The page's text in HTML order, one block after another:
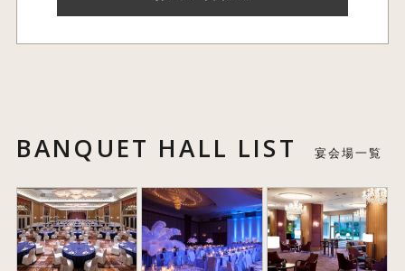
BANQUET HALL LIST 宴会場一覧